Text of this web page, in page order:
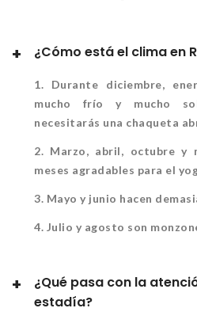
¿Cómo está el clima en
1. Durante diciembre,
mucho frío y mucho
necesitarás una chaqueta
2. Marzo, abril, octubre y
meses agradables para el
3. Mayo y junio hacen
4. Julio y agosto son
¿Qué pasa con la
estadía?